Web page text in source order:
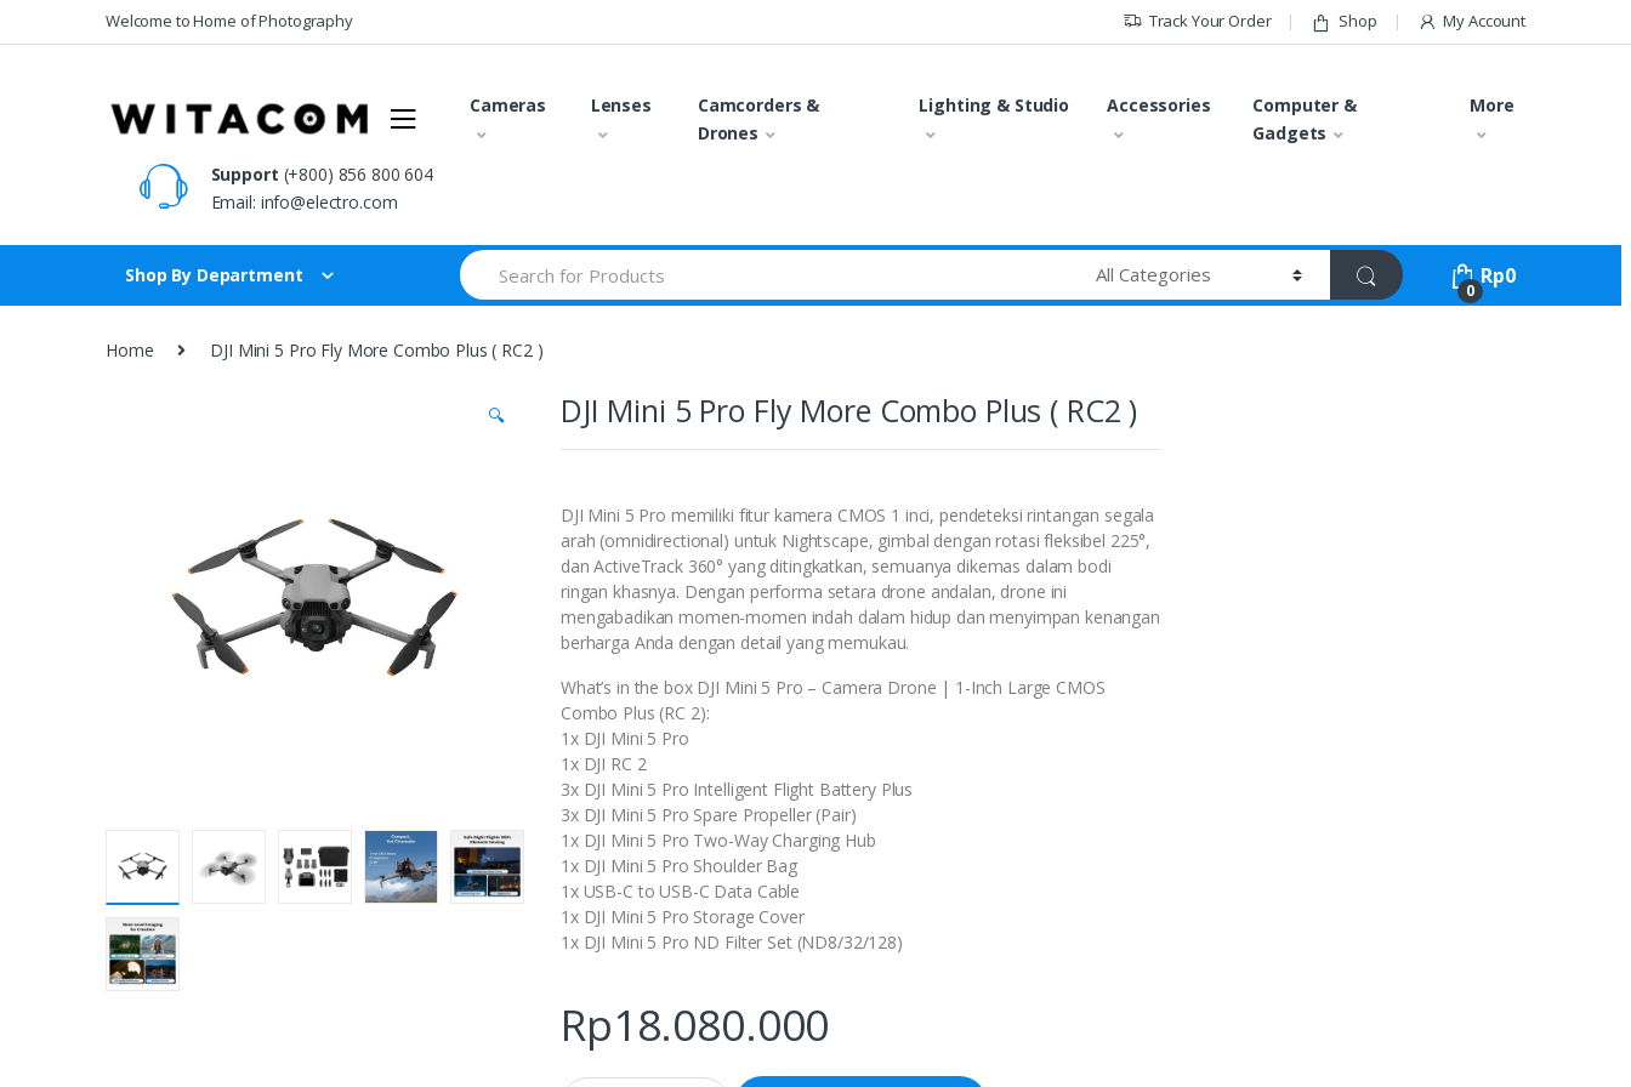
to
to
Welcome to Home of Photography Track Your Order Shop My Account
Cameras Lenses
Camcorders &
Drones
Lighting & Studio Accessories
Computer &
Gadgets
More
Support (+800) 856 800 604
Email: info@electro.com
Shop By Department
Search
for:
0
Rp0
Home DJI Mini 5 Pro Fly More Combo Plus ( RC2 )
🔍 DJI Mini 5 Pro Fly More Combo Plus ( RC2 )
DJI Mini 5 Pro memiliki fitur kamera CMOS 1 inci, pendeteksi rintangan segala
arah (omnidirectional) untuk Nightscape, gimbal dengan rotasi fleksibel 225°,
dan ActiveTrack 360° yang ditingkatkan, semuanya dikemas dalam bodi
ringan khasnya. Dengan performa setara drone andalan, drone ini
mengabadikan momen-momen indah dalam hidup dan menyimpan kenangan
berharga Anda dengan detail yang memukau.
What’s in the box DJI Mini 5 Pro – Camera Drone | 1-Inch Large CMOS
Combo Plus (RC 2):
1x DJI Mini 5 Pro
1x DJI RC 2
3x DJI Mini 5 Pro Intelligent Flight Battery Plus
3x DJI Mini 5 Pro Spare Propeller (Pair)
1x DJI Mini 5 Pro Two-Way Charging Hub
1x DJI Mini 5 Pro Shoulder Bag
1x USB-C to USB-C Data Cable
1x DJI Mini 5 Pro Storage Cover
1x DJI Mini 5 Pro ND Filter Set (ND8/32/128)
Rp18.080.000